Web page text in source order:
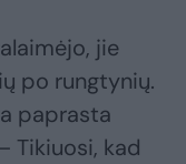
jie
po rungtynių.
paprasta
Tikiuosi, kad